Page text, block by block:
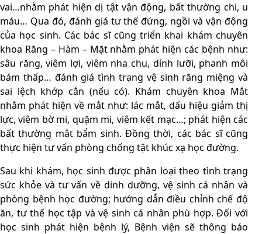
vai…nhằm phát hiện dị tật vận động, bất thường chi, u
máu… Qua đó, đánh giá tư thế đứng, ngồi và vận động
của học sinh. Các bác sĩ cũng triển khai khám chuyên
khoa Răng – Hàm – Mặt nhằm phát hiện các bệnh như:
sâu răng, viêm lợi, viêm nha chu, dính lưỡi, phanh môi
bám thấp… đánh giá tình trạng vệ sinh răng miệng và
sai lệch khớp cắn (nếu có). Khám chuyên khoa Mắt
nhằm phát hiện về mắt như: lác mắt, dấu hiệu giảm thị
lực, viêm bờ mi, quặm mi, viêm kết mạc…; phát hiện các
bất thường mắt bẩm sinh. Đồng thời, các bác sĩ cũng
thực hiện tư vấn phòng chống tật khúc xạ học đường.
Sau khi khám, học sinh được phân loại theo tình trạng
sức khỏe và tư vấn về dinh dưỡng, vệ sinh cá nhân và
phòng bệnh học đường; hướng dẫn điều chỉnh chế độ
ăn, tư thế học tập và vệ sinh cá nhân phù hợp. Đối với
học sinh phát hiện bệnh lý, Bệnh viện sẽ thông báo